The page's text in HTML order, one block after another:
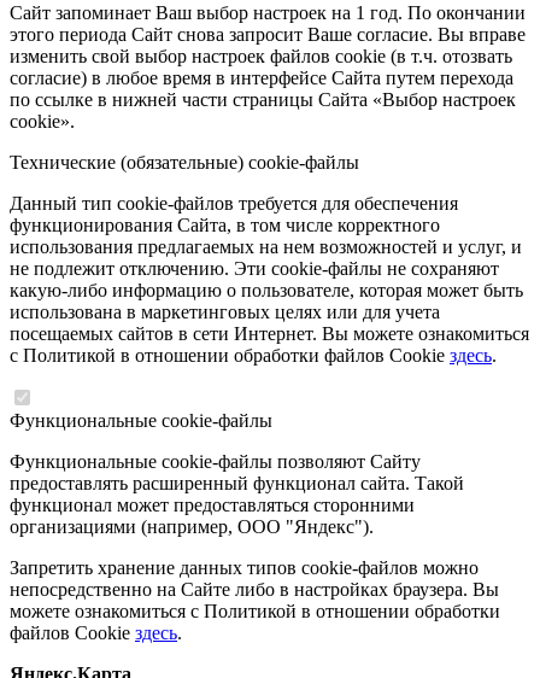
Сайт запоминает Ваш выбор настроек на 1 год. По окончании
этого периода Сайт снова запросит Ваше согласие. Вы вправе
изменить свой выбор настроек файлов cookie (в т.ч. отозвать
согласие) в любое время в интерфейсе Сайта путем перехода
по ссылке в нижней части страницы Сайта «Выбор настроек
cookie».
Технические (обязательные) cookie-файлы
Данный тип cookie-файлов требуется для обеспечения
функционирования Сайта, в том числе корректного
использования предлагаемых на нем возможностей и услуг, и
не подлежит отключению. Эти cookie-файлы не сохраняют
какую-либо информацию о пользователе, которая может быть
использована в маркетинговых целях или для учета
посещаемых сайтов в сети Интернет. Вы можете ознакомиться
с Политикой в отношении обработки файлов Cookie здесь.
Функциональные cookie-файлы
Функциональные cookie-файлы позволяют Сайту
предоставлять расширенный функционал сайта. Такой
функционал может предоставляться сторонними
организациями (например, ООО "Яндекс").
Запретить хранение данных типов cookie-файлов можно
непосредственно на Сайте либо в настройках браузера. Вы
можете ознакомиться с Политикой в отношении обработки
файлов Cookie здесь.
Яндекс.Карта